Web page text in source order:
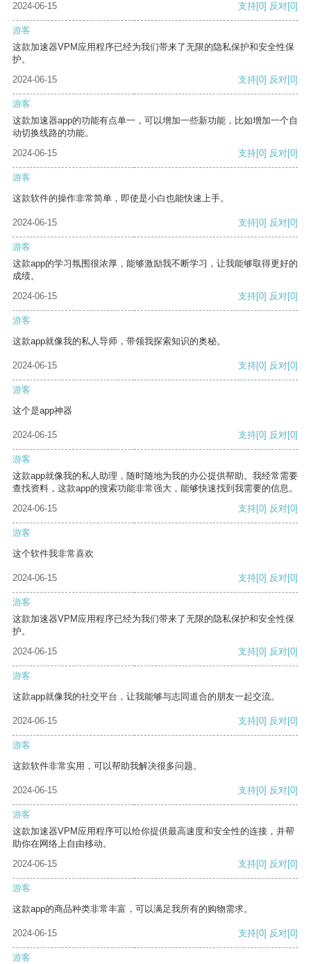
2024-06-15 支持[0] 反对[0]
游客
这款加速器VPM应用程序已经为我们带来了无限的隐私保护和安全性保
护。
2024-06-15
支持[0] 反对[0]
游客
这款加速器app的功能有点单一，可以增加一些新功能，比如增加一个自
动切换线路的功能。
2024-06-15
支持[0] 反对[0]
游客
这款软件的操作非常简单，即使是小白也能快速上手。
2024-06-15 支持[0] 反对[0]
游客
这款app的学习氛围很浓厚，能够激励我不断学习，让我能够取得更好的
成绩。
2024-06-15
支持[0] 反对[0]
游客
这款app就像我的私人导师，带领我探索知识的奥秘。
2024-06-15 支持[0] 反对[0]
游客
这个是app神器
2024-06-15 支持[0] 反对[0]
游客
这款app就像我的私人助理，随时随地为我的办公提供帮助。我经常需要
查找资料，这款app的搜索功能非常强大，能够快速找到我需要的信息。
2024-06-15
支持[0] 反对[0]
游客
这个软件我非常喜欢
2024-06-15 支持[0] 反对[0]
游客
这款加速器VPM应用程序已经为我们带来了无限的隐私保护和安全性保
护。
2024-06-15
支持[0] 反对[0]
游客
这款app就像我的社交平台，让我能够与志同道合的朋友一起交流。
2024-06-15 支持[0] 反对[0]
游客
这款软件非常实用，可以帮助我解决很多问题。
2024-06-15 支持[0] 反对[0]
游客
这款加速器VPM应用程序可以给你提供最高速度和安全性的连接，并帮
助你在网络上自由移动。
2024-06-15
支持[0] 反对[0]
游客
这款app的商品种类非常丰富，可以满足我所有的购物需求。
2024-06-15 支持[0] 反对[0]
游客